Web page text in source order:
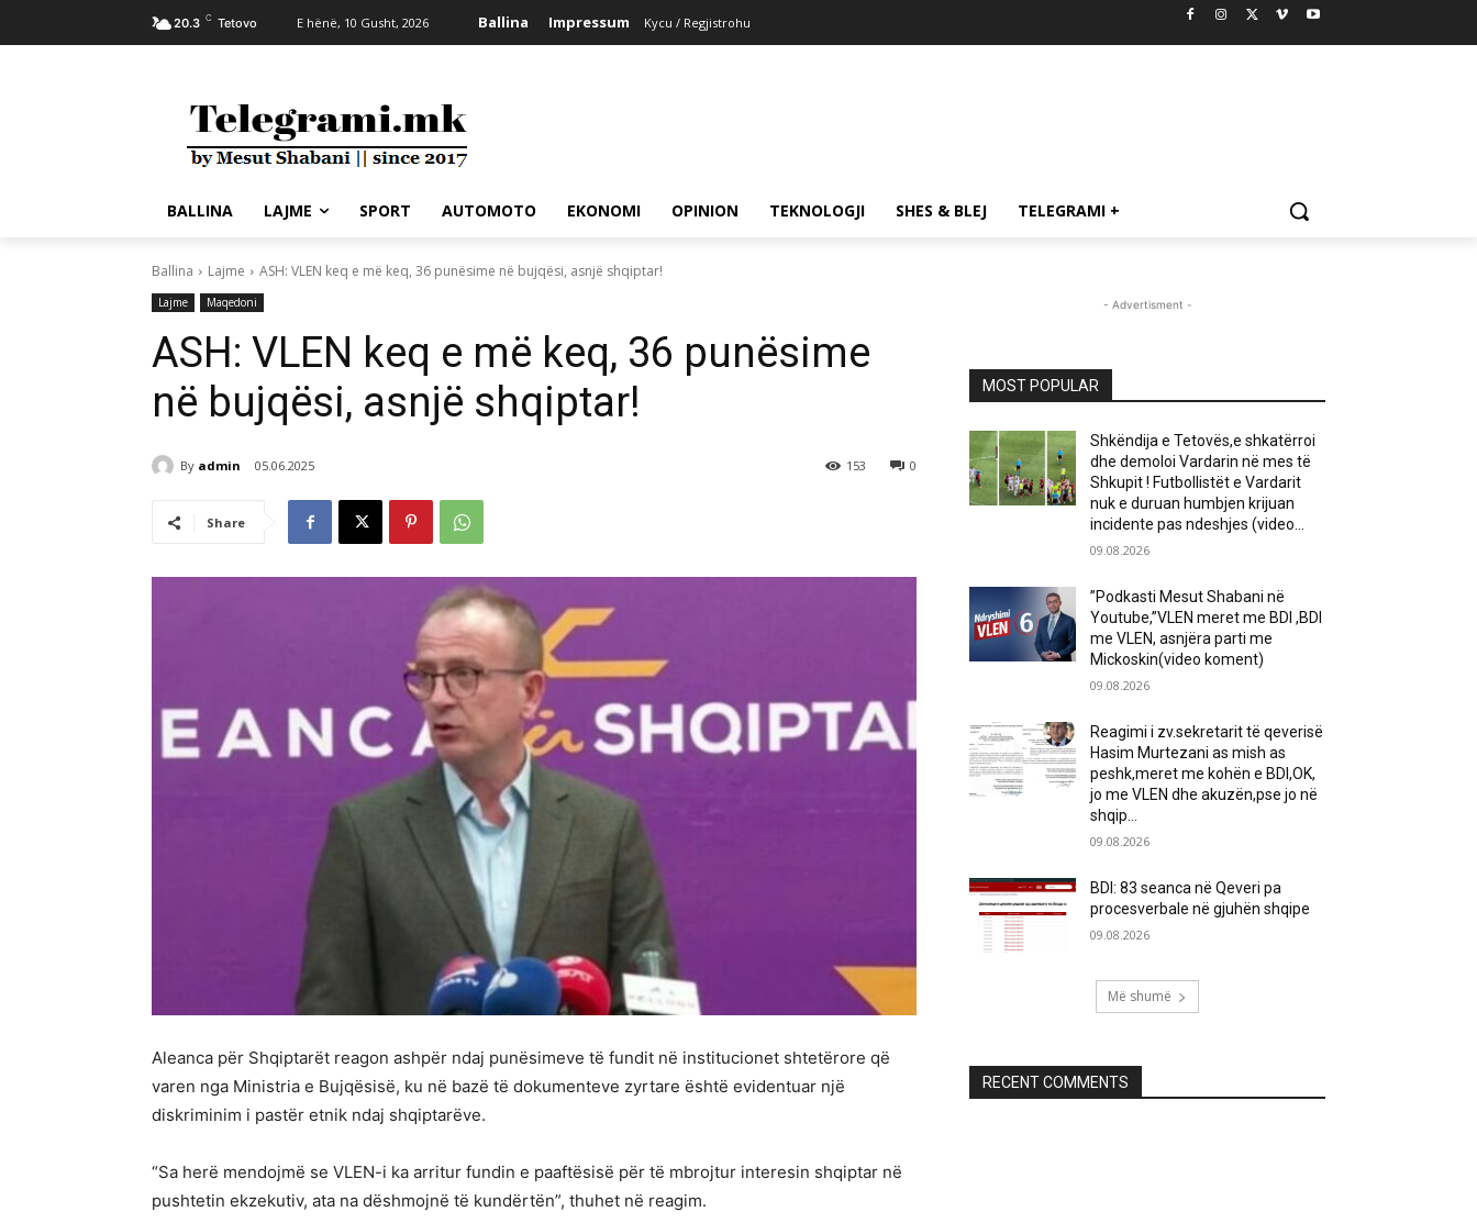
20.3 C Tetovo E hënë, 10 Gusht, 2026 Ballina Impressum Kycu / Regjistrohu
BALLINA LAJME SPORT AUTOMOTO EKONOMI OPINION TEKNOLOGJI SHES & BLEJ TELEGRAMI +
Ballina Lajme ASH: VLEN keq e më keq, 36 punësime në bujqësi, asnjë shqiptar!
Lajme Maqedoni
ASH: VLEN keq e më keq, 36 punësime
në bujqësi, asnjë shqiptar!
By admin 05.06.2025 0
153
Share
Aleanca për Shqiptarët reagon ashpër ndaj punësimeve të fundit në institucionet shtetërore që
varen nga Ministria e Bujqësisë, ku në bazë të dokumenteve zyrtare është evidentuar një
diskriminim i pastër etnik ndaj shqiptarëve.
“Sa herë mendojmë se VLEN-i ka arritur fundin e paaftësisë për të mbrojtur interesin shqiptar në
pushtetin ekzekutiv, ata na dëshmojnë të kundërtën”, thuhet në reagim.
- Advertisment -
MOST POPULAR
Shkëndija e Tetovës,e shkatërroi
dhe demoloi Vardarin në mes të
Shkupit ! Futbollistët e Vardarit
nuk e duruan humbjen krijuan
incidente pas ndeshjes (video...
09.08.2026
”Podkasti Mesut Shabani në
Youtube,”VLEN meret me BDI ,BDI
me VLEN, asnjëra parti me
Mickoskin(video koment)
09.08.2026
Reagimi i zv.sekretarit të qeverisë
Hasim Murtezani as mish as
peshk,meret me kohën e BDI,OK,
jo me VLEN dhe akuzën,pse jo në
shqip...
09.08.2026
BDI: 83 seanca në Qeveri pa
procesverbale në gjuhën shqipe
09.08.2026
Më shumë
RECENT COMMENTS